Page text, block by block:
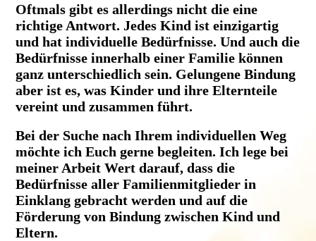
Oftmals gibt es allerdings nicht die eine
richtige Antwort. Jedes Kind ist einzigartig
und hat individuelle Bedürfnisse. Und auch die
Bedürfnisse innerhalb einer Familie können
ganz unterschiedlich sein. Gelungene Bindung
aber ist es, was Kinder und ihre Elternteile
vereint und zusammen führt.
Bei der Suche nach Ihrem individuellen Weg
möchte ich Euch gerne begleiten. Ich lege bei
meiner Arbeit Wert darauf, dass die
Bedürfnisse aller Familienmitglieder in
Einklang gebracht werden und auf die
Förderung von Bindung zwischen Kind und
Eltern.